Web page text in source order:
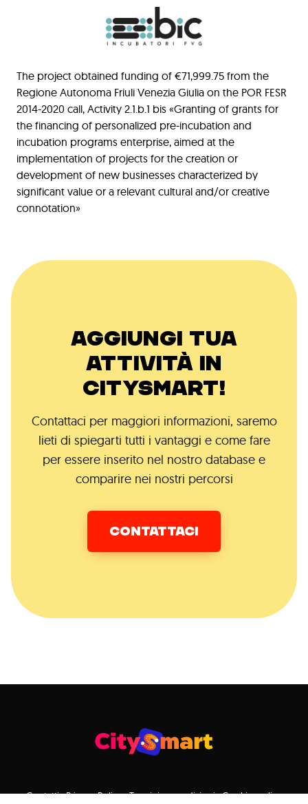
The project obtained funding of €71,999.75 from the
Regione Autonoma Friuli Venezia Giulia on the POR FESR
2014-2020 call, Activity 2.1.b.1 bis «Granting of grants for
the financing of personalized pre-incubation and
incubation programs enterprise, aimed at the
implementation of projects for the creation or
development of new businesses characterized by
significant value or a relevant cultural and/or creative
connotation»
AGGIUNGI TUA
ATTIVITÀ IN
CITYSMART!
Contattaci per maggiori informazioni, saremo
lieti di spiegarti tutti i vantaggi e come fare
per essere inserito nel nostro database e
comparire nei nostri percorsi
CONTATTACI
Contatti Privacy Policy Termini e condizioni Cookie policy